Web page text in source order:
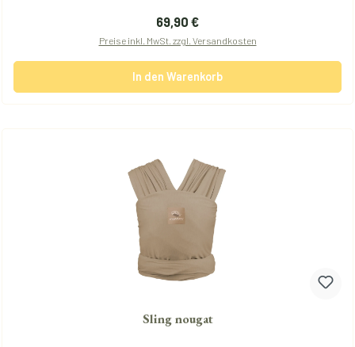
Regulärer Preis:
69,90 €
Preise inkl. MwSt. zzgl. Versandkosten
In den Warenkorb
Sling nougat